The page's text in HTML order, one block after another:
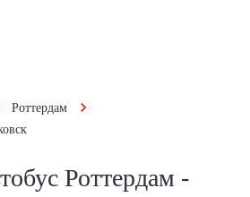
Роттердам
Роттердам -